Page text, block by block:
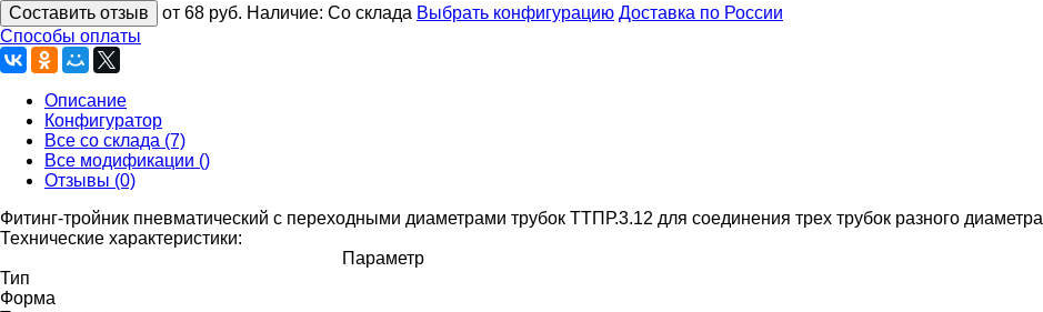
Составить отзыв
от 68 руб. Наличие: Со склада Выбрать конфигурацию Доставка по России
Способы оплаты
Описание
Конфигуратор
Все со склада (7)
Все модификации ()
Отзывы (0)
Фитинг-тройник пневматический с переходными диаметрами трубок ТТПР.3.12 для соединения трех трубок разного диаметра
Технические характеристики:
Параметр
Тип
Форма